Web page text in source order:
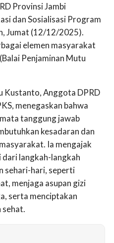
Provinsi Jambi
dan Sosialisasi Program
Jumat (12/12/2025).
elemen masyarakat
Penjaminan Mutu
Kustanto, Anggota DPRD
menegaskan bahwa
tanggung jawab
kesadaran dan
Ia mengajak
langkah-langkah
sehari-hari, seperti
menjaga asupan gizi
serta menciptakan
sehat.